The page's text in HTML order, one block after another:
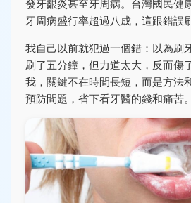
發牙齦炎甚至牙周病。台灣國民健
牙周病盛行率超過八成，這跟錯誤
我自己以前就犯過一個錯：以為刷
刷了五分鐘，但力道太大，反而傷
我，關鍵不在時間長短，而是方法
預防問題，省下看牙醫的錢和痛苦。